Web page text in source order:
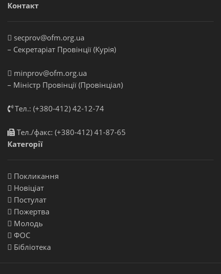
Контакт
secprov@ofm.org.ua
– Секретаріат Провінції (Курія)
minprov@ofm.org.ua
– Міністр Провінції (Провінціал)
Тел.: (+380-412) 42-12-74
Тел./факс: (+380-412) 41-87-65
Категорії
Покликання
Новіціат
Постулат
Пожертва
Молодь
ФОС
Бібліотека